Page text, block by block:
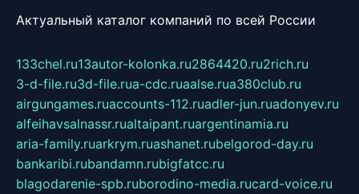
Актуальный каталог компаний по всей России
133chel.ru13autor-kolonka.ru2864420.ru2rich.ru
3-d-file.ru3d-file.rua-cdc.ruaalse.rua380club.ru
airgungames.ruaccounts-112.ruadler-jun.ruadonyev.ru
alfeihavsalnassr.rualtaipant.ruargentinamia.ru
aria-family.ruarkrym.ruashanet.rubelgorod-day.ru
bankaribi.rubandamn.rubigfatcc.ru
blagodarenie-spb.ruborodino-media.rucard-voice.ru